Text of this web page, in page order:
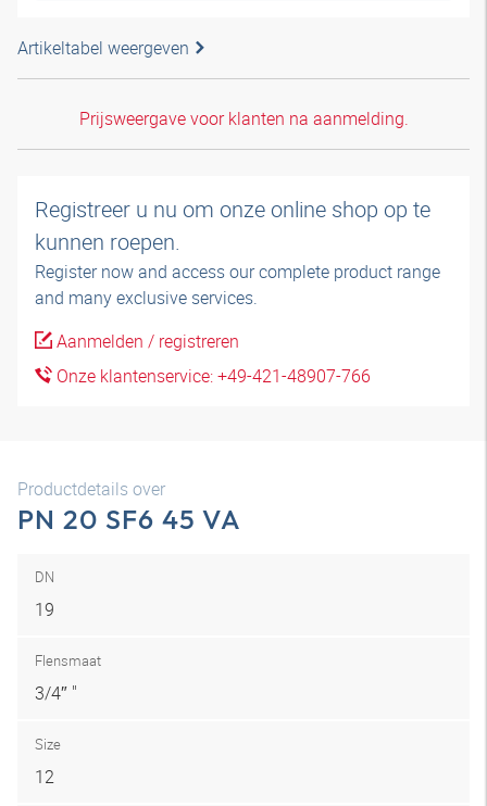
Artikeltabel weergeven
Prijsweergave voor klanten na aanmelding.
Registreer u nu om onze online shop op te
kunnen roepen.
Register now and access our complete product range
and many exclusive services.
Aanmelden / registreren
Onze klantenservice: +49-421-48907-766
Productdetails over
PN 20 SF6 45 VA
DN
19
Flensmaat
3/4″ "
Size
12